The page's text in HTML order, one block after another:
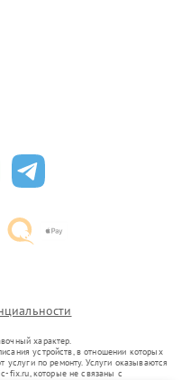
характер.
устройств, в отношении которых
по ремонту. Услуги оказываются
fix.ru, которые не связаны с